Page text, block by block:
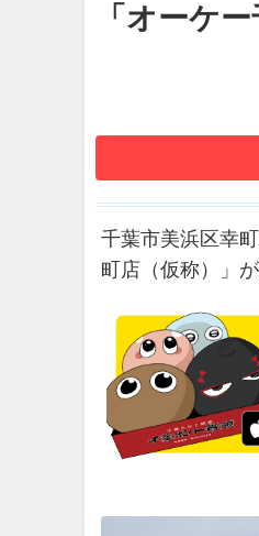
「オーケ
千葉市美浜区幸
町店（仮称）」